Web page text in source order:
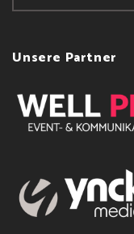
Unsere Partner